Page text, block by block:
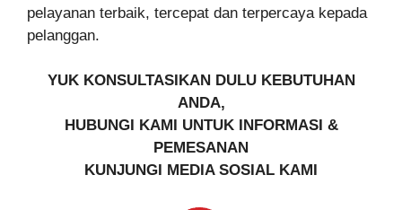
pelayanan terbaik, tercepat dan terpercaya kepada
pelanggan.
YUK KONSULTASIKAN DULU KEBUTUHAN
ANDA,
HUBUNGI KAMI UNTUK INFORMASI &
PEMESANAN
KUNJUNGI MEDIA SOSIAL KAMI